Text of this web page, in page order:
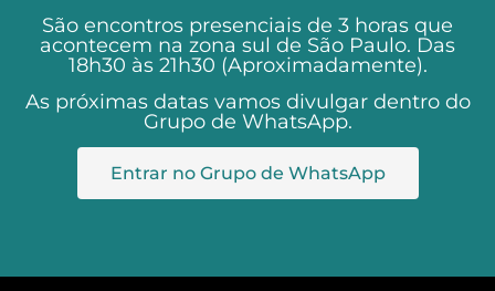
São encontros presenciais de 3 horas que
acontecem na zona sul de São Paulo. Das
18h30 às 21h30 (Aproximadamente).
As próximas datas vamos divulgar dentro do
Grupo de WhatsApp.
Entrar no Grupo de WhatsApp